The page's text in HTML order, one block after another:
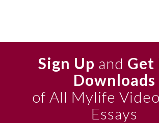
Sign Up and Get
Downloads
of All Mylife
Essays